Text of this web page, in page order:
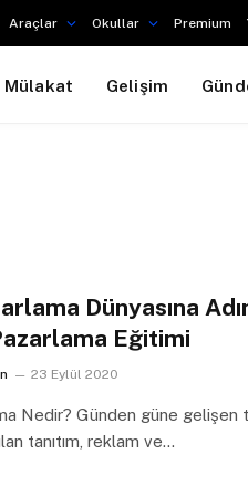
Araçlar Okullar Premium
Mülakat Gelişim
Dünyasına
Eğitimi
23 Eylül 2020
Nedir? Günden güne gelişen
tanıtım, reklam ve…